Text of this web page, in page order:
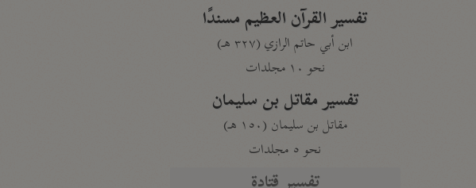
تفسير القرآن العظيم مسندًا
ابن أبي حاتم الرازي (٣٢٧ هـ)
نحو ١٠ مجلدات
تفسير مقاتل بن سليمان
مقاتل بن سليمان (١٥٠ هـ)
نحو ٥ مجلدات